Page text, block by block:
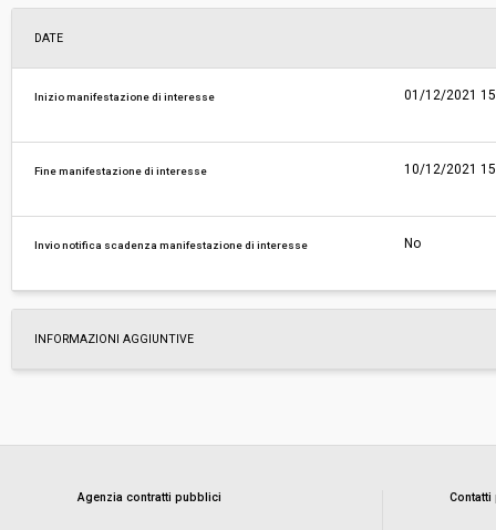
DATE
Inizio manifestazione di interesse 01/12/2021
Fine manifestazione di interesse 10/12/2021
Invio notifica scadenza manifestazione di interesse No
INFORMAZIONI AGGIUNTIVE
Agenzia contratti pubblici